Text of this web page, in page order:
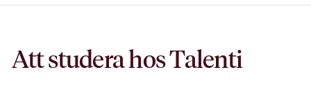
Att studera hos Talenti